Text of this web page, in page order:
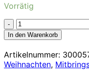
Vorrätig
LED
Lampe
-
Fußball,
mein
Sport!
In den Warenkorb
Artikelnummer:
Weihnachten,